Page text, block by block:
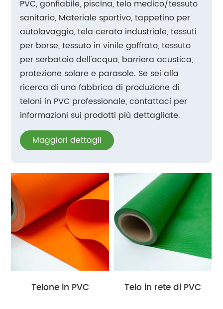
PVC, gonfiabile, piscina, telo medico/tessuto
sanitario, Materiale sportivo, tappetino per
autolavaggio, tela cerata industriale, tessuti
per borse, tessuto in vinile goffrato, tessuto
per serbatoio dell'acqua, barriera acustica,
protezione solare e parasole. Se sei alla
ricerca di una fabbrica di produzione di
teloni in PVC professionale, contattaci per
informazioni sui prodotti più dettagliate.
Maggiori dettagli
Telone in PVC Telo in rete di PVC